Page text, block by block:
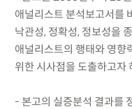
애널리스트 분석보고서를
낙관성, 정확성, 정보성을
애널리스트의 행태와 영향
위한 시사점을 도출하고자
- 본고의 실증분석 결과를